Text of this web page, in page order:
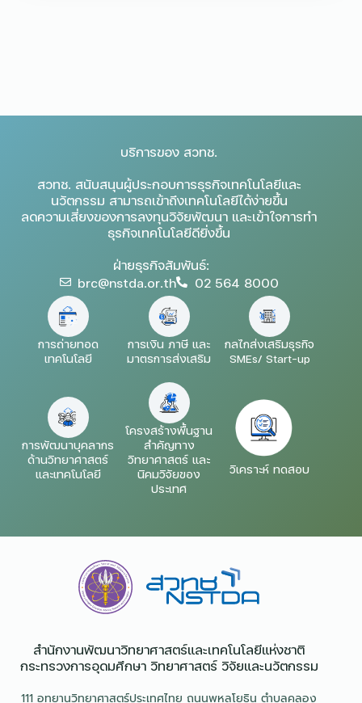
บริการของ สวทช.
สวทช. สนับสนุนผู้ประกอบการธุรกิจเทคโนโลยีและ
นวัตกรรม สามารถเข้าถึงเทคโนโลยีได้ง่ายขึ้น
ลดความเสี่ยงของการลงทุนวิจัยพัฒนา และเข้าใจการทำ
ธุรกิจเทคโนโลยีดียิ่งขึ้น
ฝ่ายธุรกิจสัมพันธ์:
brc@nstda.or.th
02 564 8000
การถ่ายทอด
เทคโนโลยี
การเงิน ภาษี และ
มาตรการส่งเสริม
กลไกส่งเสริมธุรกิจ
SMEs/ Start-up
การพัฒนาบุคลากร
ด้านวิทยาศาสตร์
และเทคโนโลยี
โครงสร้างพื้นฐาน
สำคัญทาง
วิทยาศาสตร์ และ
นิคมวิจัยของ
ประเทศ
วิเคราะห์ ทดสอบ
สำนักงานพัฒนาวิทยาศาสตร์และเทคโนโลยีแห่งชาติ​
กระทรวงการอุดมศึกษา วิทยาศาสตร์ วิจัยและนวัตกรรม
111 อุทยานวิทยาศาสตร์ประเทศไทย ถนนพหลโยธิน ตำบลคลอง